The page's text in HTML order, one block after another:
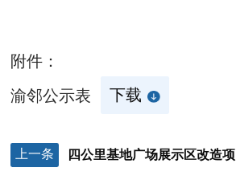
附件：
渝邻公示表
下载
上一条